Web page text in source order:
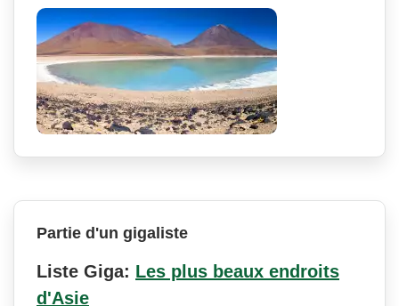
Partie d'un gigaliste
Liste Giga: Les plus beaux endroits
d'Asie